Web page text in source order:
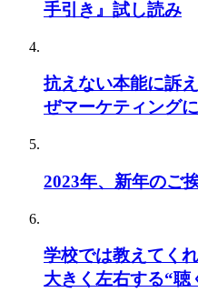
手引き』試し読み
抗えない本能に訴
ぜマーケティング
2023年、新年のご
学校では教えてく
大きく左右する“聴